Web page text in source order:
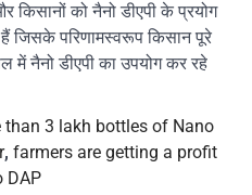
किसानों को नैनो डीएपी के प्रयोग
जिसके परिणामस्वरूप किसान पूरे
में नैनो डीएपी का उपयोग कर रहे
than 3 lakh bottles of Nano
, farmers are getting a profit
DAP